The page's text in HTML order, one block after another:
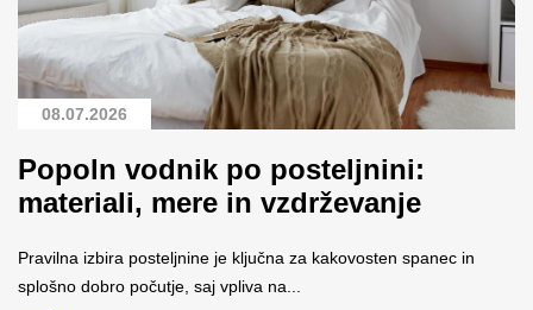
08.07.2026
Popoln vodnik po posteljnini:
materiali, mere in vzdrževanje
Pravilna izbira posteljnine je ključna za kakovosten spanec in
splošno dobro počutje, saj vpliva na...